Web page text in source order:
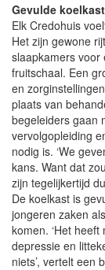
Gevulde koelkast
Elk Credohuis
Het zijn gewone
slaapkamers voor
fruitschaal. Een
en
plaats van
begeleiders gaan
vervolgopleiding
nodig is. ‘We
kans. Want dat
zijn tegelijkertijd
De koelkast is
jongeren zaken
komen. ‘Het
depressie en
niets’, vertelt een